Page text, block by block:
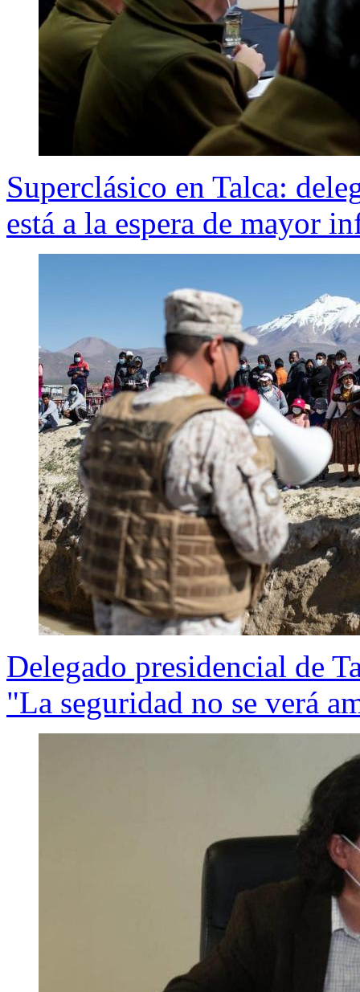
Superclásico en Talca:
está a la espera de mayor
Delegado presidencial de
"La seguridad no se verá